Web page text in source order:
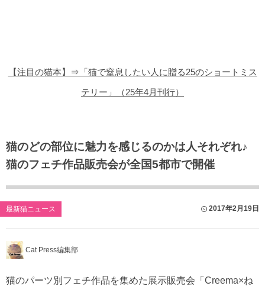
【注目の猫本】⇒「猫で窒息したい人に贈る25のショートミス
テリー」（25年4月刊行）
猫のどの部位に魅力を感じるのかは人それぞれ♪
猫のフェチ作品販売会が全国5都市で開催
最新猫ニュース 2017年2月19日
Cat Press編集部
猫のパーツ別フェチ作品を集めた展示販売会「Creema×ね
猫のゲーム・アプリ
猫のフリー写真素材